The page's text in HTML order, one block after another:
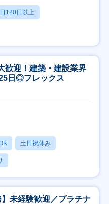
120日以上
歓迎！建築・建設業界
日◎フレックス
土日祝休み
未経験歓迎／プラチナ